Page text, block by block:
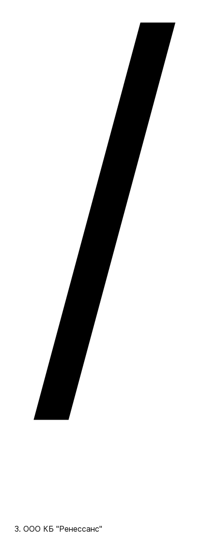
ООО КБ "Ренессанс"